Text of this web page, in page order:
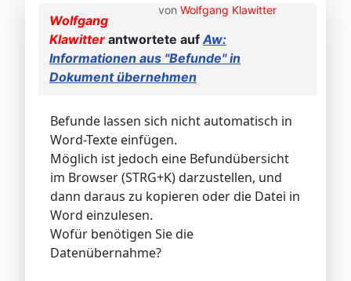
von Wolfgang Klawitter
Wolfgang
Klawitter antwortete aufAw:
Informationen aus "Befunde" in
Dokument übernehmen
Befunde lassen sich nicht automatisch in
Word-Texte einfügen.
Möglich ist jedoch eine Befundübersicht
im Browser (STRG+K) darzustellen, und
dann daraus zu kopieren oder die Datei in
Word einzulesen.
Wofür benötigen Sie die
Datenübernahme?